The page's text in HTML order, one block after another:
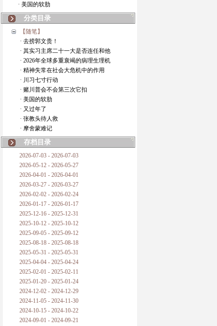
· 美国的软肋
分类目录
【随笔】
· 去捞郭文贵！
· 其实习主席二十一大是否连任和他
· 2026年全球多重衰竭的病理生理机
· 精神失常在社会大危机中的作用
· 川习七寸行动
· 赌川普会不会第三次它扣
· 美国的软肋
· 又过年了
· 张教头待人救
· 摩舍蒙难记
存档目录
2026-07-03 - 2026-07-03
2026-05-12 - 2026-05-27
2026-04-01 - 2026-04-01
2026-03-27 - 2026-03-27
2026-02-02 - 2026-02-24
2026-01-17 - 2026-01-17
2025-12-16 - 2025-12-31
2025-10-12 - 2025-10-12
2025-09-05 - 2025-09-12
2025-08-18 - 2025-08-18
2025-05-31 - 2025-05-31
2025-04-04 - 2025-04-24
2025-02-01 - 2025-02-11
2025-01-20 - 2025-01-24
2024-12-02 - 2024-12-29
2024-11-05 - 2024-11-30
2024-10-15 - 2024-10-22
2024-09-01 - 2024-09-21